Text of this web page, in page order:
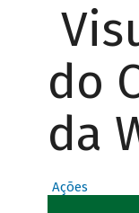
do
da
Ações